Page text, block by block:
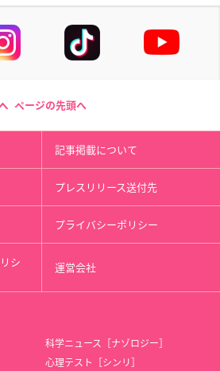
ページの先頭へ
記事掲載について
プレスリリース送付先
プライバシーポリシー
シ 運営会社
科学ニュース［ナゾロジー］
心理テスト［シンリ］